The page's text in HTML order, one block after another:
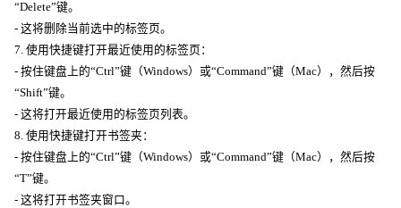
“Delete”键。
- 这将删除当前选中的标签页。
7. 使用快捷键打开最近使用的标签页：
- 按住键盘上的“Ctrl”键（Windows）或“Command”键（Mac），然后按
“Shift”键。
- 这将打开最近使用的标签页列表。
8. 使用快捷键打开书签夹：
- 按住键盘上的“Ctrl”键（Windows）或“Command”键（Mac），然后按
“T”键。
- 这将打开书签夹窗口。